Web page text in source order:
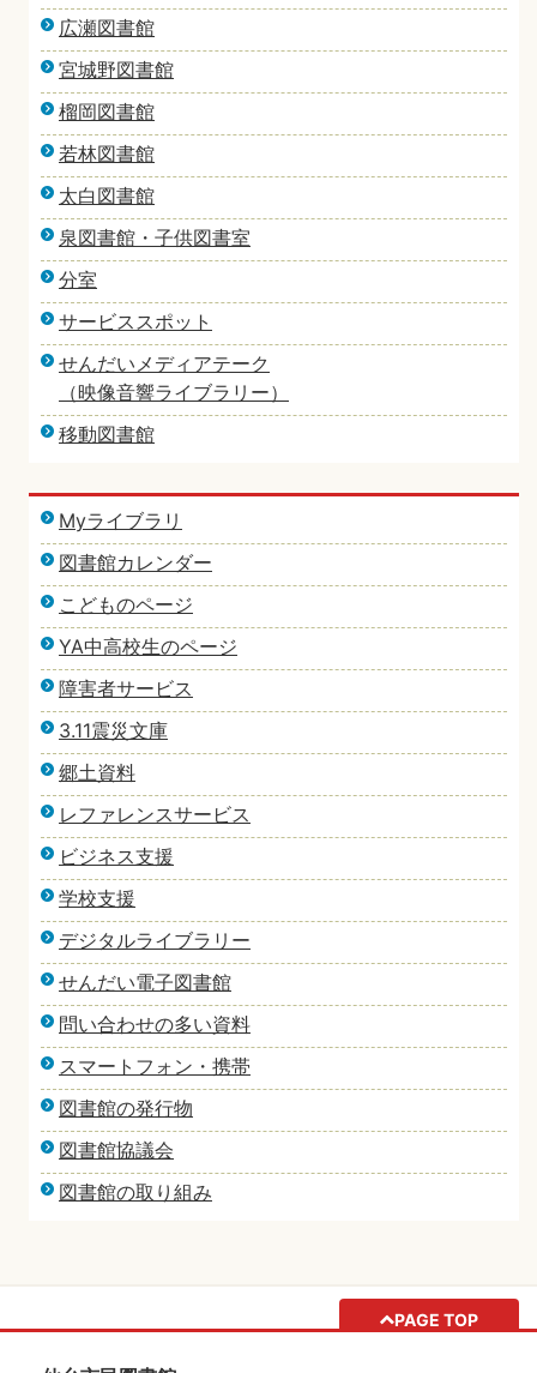
広瀬図書館
宮城野図書館
榴岡図書館
若林図書館
太白図書館
泉図書館・子供図書室
分室
サービススポット
せんだいメディアテーク
（映像音響ライブラリー）
移動図書館
Myライブラリ
図書館カレンダー
こどものページ
YA中高校生のページ
障害者サービス
3.11震災文庫
郷土資料
レファレンスサービス
ビジネス支援
学校支援
デジタルライブラリー
せんだい電子図書館
問い合わせの多い資料
スマートフォン・携帯
図書館の発行物
図書館協議会
図書館の取り組み
PAGE TOP